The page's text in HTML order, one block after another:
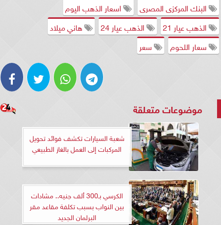
البنك المركزى المصرى
اسعار الذهب اليوم
الذهب عيار 21
الذهب عيار 24
هاني ميلاد
سعار اللحوم
سعر
موضوعات متعلقة
شعبة السيارات تكشف فوائد تحويل
المركبات إلى العمل بالغاز الطبيعي
الكرسي بـ300 ألف جنيه.. مشادات
بين النواب بسبب تكلفة مقاعد مقر
البرلمان الجديد